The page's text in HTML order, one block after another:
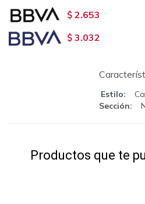
$ 2.653
$ 3.032
Estilo
Sección
Productos que te